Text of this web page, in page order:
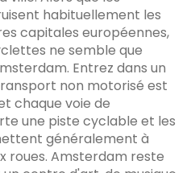
habituellement les
capitales européennes,
ne semble que
Entrez dans un
non motorisé est
chaque voie de
une piste cyclable et les
généralement à
roues. Amsterdam reste